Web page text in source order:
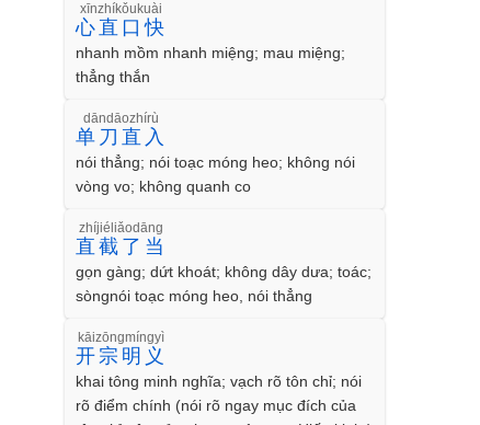
心直口快
xīnzhíkǒukuài
nhanh mồm nhanh miệng; mau miệng;
thẳng thắn
单刀直入
dāndāozhírù
nói thẳng; nói toạc móng heo; không nói
vòng vo; không quanh co
直截了当
zhíjiéliǎodāng
gọn gàng; dứt khoát; không dây dưa; toác;
sòngnói toạc móng heo, nói thẳng
开宗明义
kāizōngmíngyì
khai tông minh nghĩa; vạch rõ tôn chỉ; nói
rõ điểm chính (nói rõ ngay mục đích của